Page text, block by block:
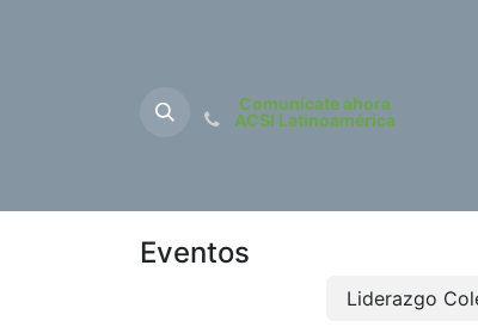
Comunícate ahora
ACSI Latinoamérica
Eventos
Liderazgo